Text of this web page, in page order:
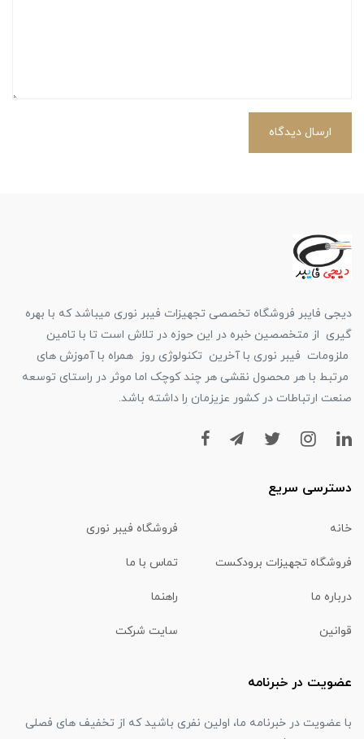
ارسال دیدگاه
دیجی فایبر فروشگاه تخصصی تجهیزات فیبر نوری میباشد که با بهره
گیری از متخصصین خبره در این حوزه در تلاش است تا با تامین
ملزومات فیبر نوری با آخرین تکنولوژی روز همراه با آموزش های
مرتبط با هر محصول نقشی هر چند کوچک اما موثر در راستای توسعه
صنعت ارتباطات در کشور عزیزمان را داشته باشد.
دسترسی سریع
خانه فروشگاه فیبر نوری
فروشگاه تجهیزات برودکست تماس با ما
درباره ما راهنما
قوانین سایت شرکت
عضویت در خبرنامه
با عضویت در خبرنامه ما، اولین نفری باشید که از تخفیف های فصلی